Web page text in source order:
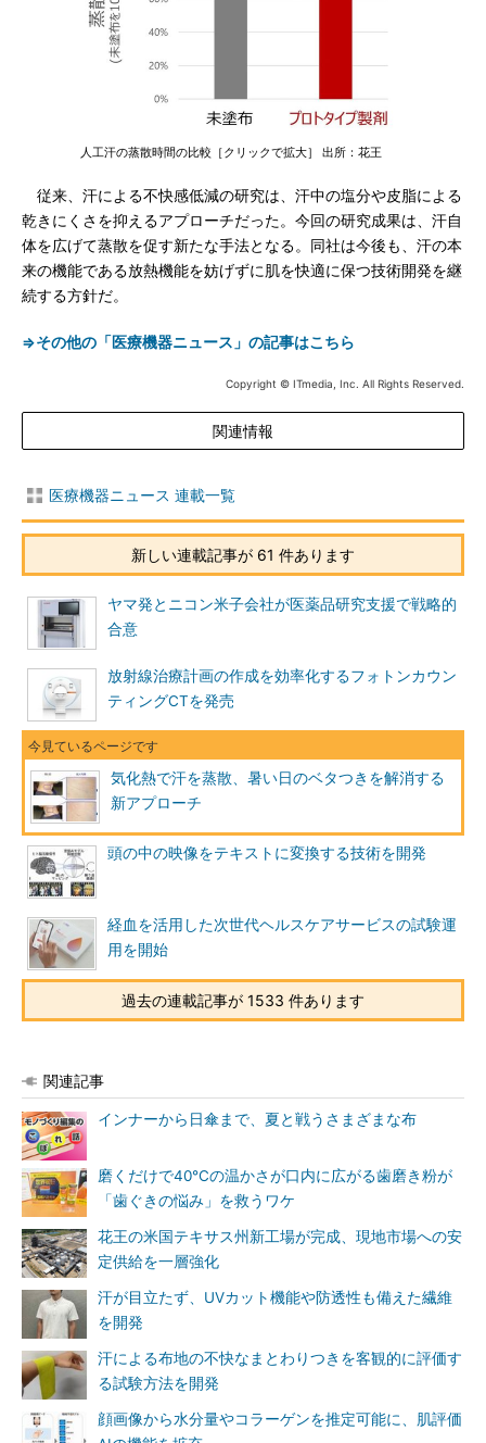
人工汗の蒸散時間の比較［クリックで拡大］ 出所：花王
従来、汗による不快感低減の研究は、汗中の塩分や皮脂による
乾きにくさを抑えるアプローチだった。今回の研究成果は、汗自
体を広げて蒸散を促す新たな手法となる。同社は今後も、汗の本
来の機能である放熱機能を妨げずに肌を快適に保つ技術開発を継
続する方針だ。
⇒その他の「医療機器ニュース」の記事はこちら
Copyright © ITmedia, Inc. All Rights Reserved.
関連情報
医療機器ニュース 連載一覧
新しい連載記事が 61 件あります
ヤマ発とニコン米子会社が医薬品研究支援で戦略的
合意
放射線治療計画の作成を効率化するフォトンカウン
ティングCTを発売
気化熱で汗を蒸散、暑い日のベタつきを解消する
新アプローチ
頭の中の映像をテキストに変換する技術を開発
経血を活用した次世代ヘルスケアサービスの試験運
用を開始
過去の連載記事が 1533 件あります
関連記事
インナーから日傘まで、夏と戦うさまざまな布
磨くだけで40℃の温かさが口内に広がる歯磨き粉が
「歯ぐきの悩み」を救うワケ
花王の米国テキサス州新工場が完成、現地市場への安
定供給を一層強化
汗が目立たず、UVカット機能や防透性も備えた繊維
を開発
汗による布地の不快なまとわりつきを客観的に評価す
る試験方法を開発
顔画像から水分量やコラーゲンを推定可能に、肌評価